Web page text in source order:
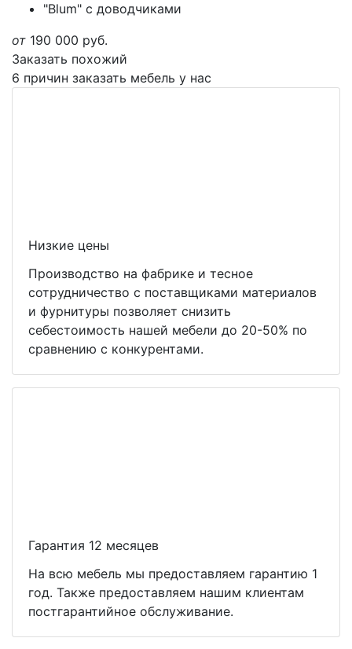
"Blum" с доводчиками
от 190 000 руб.
Заказать похожий
6 причин заказать мебель у нас
Низкие цены
Производство на фабрике и тесное
сотрудничество с поставщиками материалов
и фурнитуры позволяет снизить
себестоимость нашей мебели до 20-50% по
сравнению с конкурентами.
Гарантия 12 месяцев
На всю мебель мы предоставляем гарантию 1
год. Также предоставляем нашим клиентам
постгарантийное обслуживание.